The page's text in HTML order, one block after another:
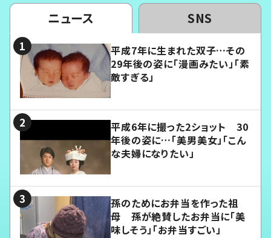
ニュース SNS
平成7年に生まれた双子…その
29年後の姿に「漫画みたい」「素
敵すぎる」
平成6年に撮った2ショット 30
年後の姿に…「美男美女」「こん
な夫婦になりたい」
孫のためにお弁当を作った祖
母 孫が絶賛したお弁当に「美
味しそう」「お弁当すごい」